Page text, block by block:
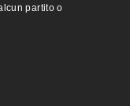
partito o